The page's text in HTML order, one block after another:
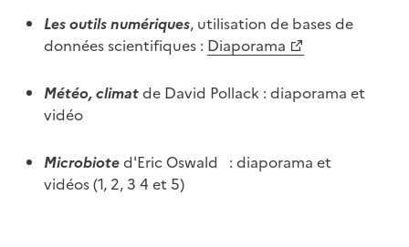
Les outils numériques, utilisation de bases de
données scientifiques : Diaporama
Météo, climatde David Pollack : diaporama et
vidéo
Microbioted'Eric Oswald : diaporama et
vidéos (1, 2, 3 4 et 5)